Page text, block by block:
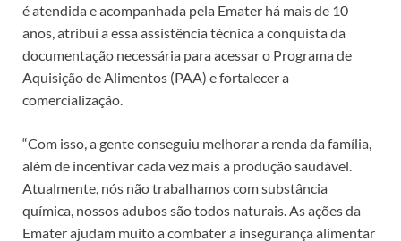
é atendida e acompanhada pela Emater há mais de 10
anos, atribui a essa assistência técnica a conquista da
documentação necessária para acessar o Programa de
Aquisição de Alimentos (PAA) e fortalecer a
comercialização.
“Com isso, a gente conseguiu melhorar a renda da família,
além de incentivar cada vez mais a produção saudável.
Atualmente, nós não trabalhamos com substância
química, nossos adubos são todos naturais. As ações da
Emater ajudam muito a combater a insegurança alimentar